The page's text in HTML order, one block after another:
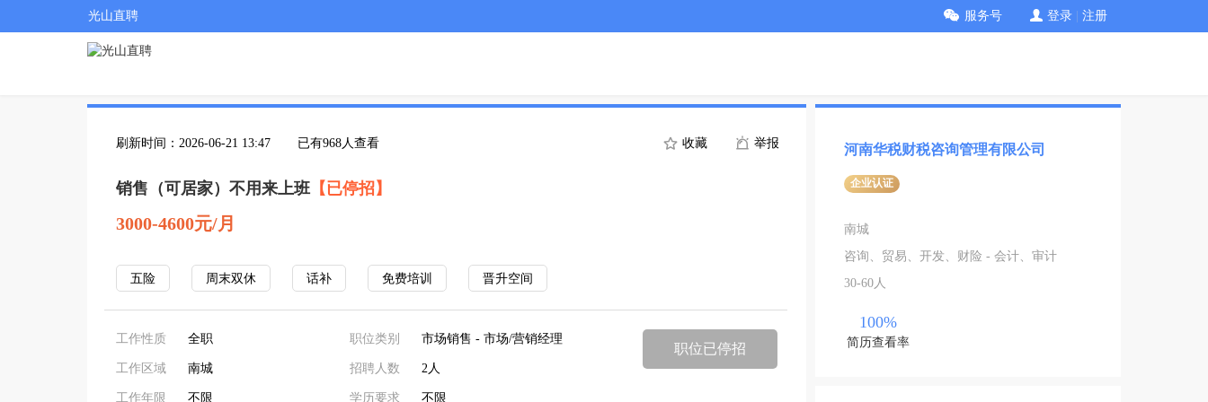
光山直聘 服务号 登录 注册
刷新时间：2026-06-21 13:47 已有968人查看 收藏 举报
销售（可居家）不用来上班【已停招】
3000-4600元/月
五险 周末双休 话补 免费培训 晋升空间
工作性质 全职
工作区域 南城
工作年限 不限
职位类别 市场销售 - 市场/营销经理
招聘人数 2人
学历要求 不限
职位已停招
河南华税财税咨询管理有限公司
企业认证
南城
咨询、贸易、开发、财险 - 会计、审计
30-60人
100%
简历查看率